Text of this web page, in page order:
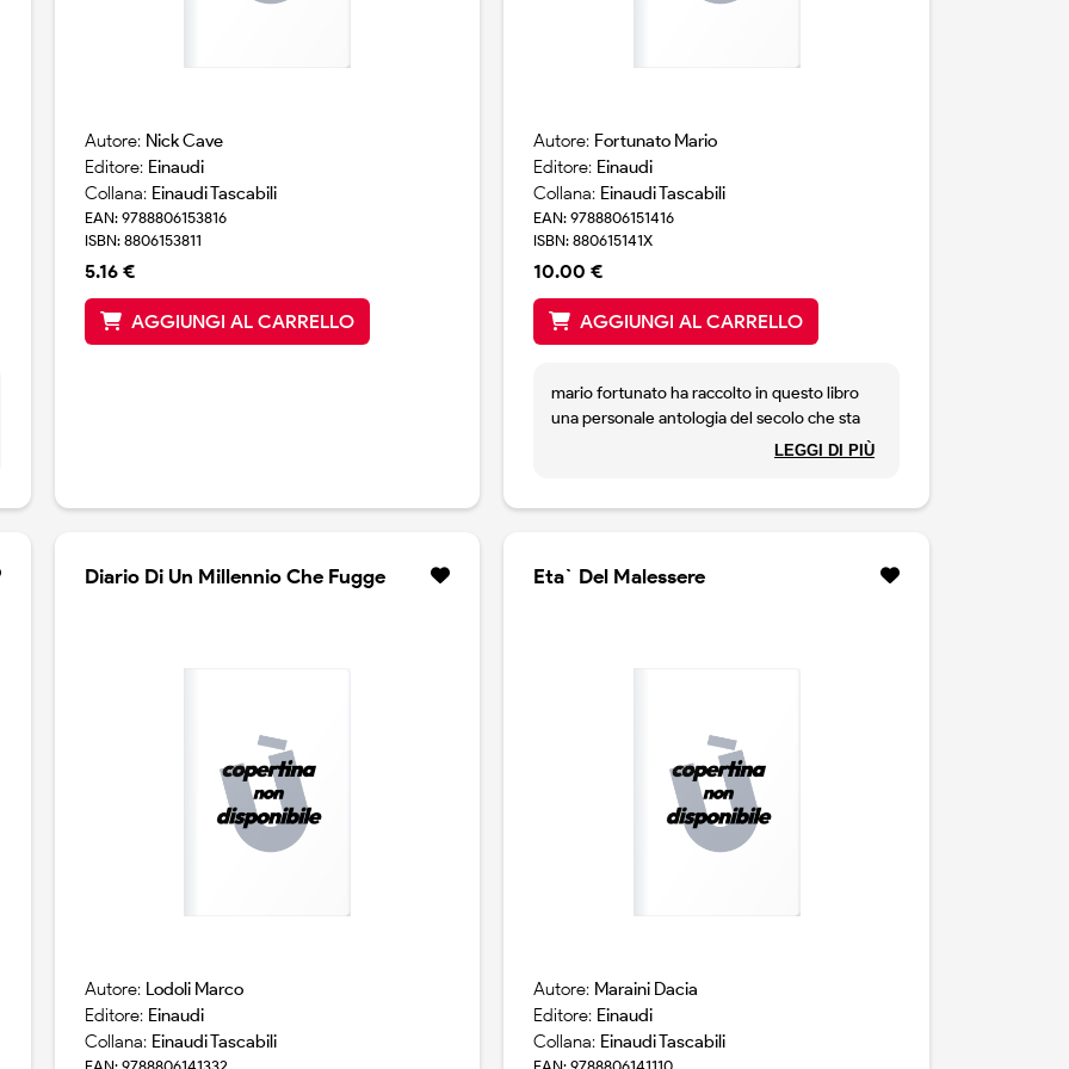
Autore: Nick Cave
Editore: Einaudi
Collana: Einaudi Tascabili
EAN: 9788806153816
ISBN: 8806153811
5.16 €
AGGIUNGI AL CARRELLO
Autore: Fortunato Mario
Editore: Einaudi
Collana: Einaudi Tascabili
EAN: 9788806151416
ISBN: 880615141X
10.00 €
AGGIUNGI AL CARRELLO
mario fortunato ha raccolto in questo libro
una personale antologia del secolo che sta
finendo. ogni brano scelto e` preceduto e
settanta e dei primi ottanta, seguiamo cosi`
della rivelazione che la lettura della
mario fortunato ci consegna in queste
pagine una sorte di ideale autobiografia del
lettore da giovane.
LEGGI DI PIÙ
Diario Di Un Millennio Che Fugge
Autore: Lodoli Marco
Editore: Einaudi
Collana: Einaudi Tascabili
Eta` Del Malessere
Autore: Maraini Dacia
Editore: Einaudi
Collana: Einaudi Tascabili